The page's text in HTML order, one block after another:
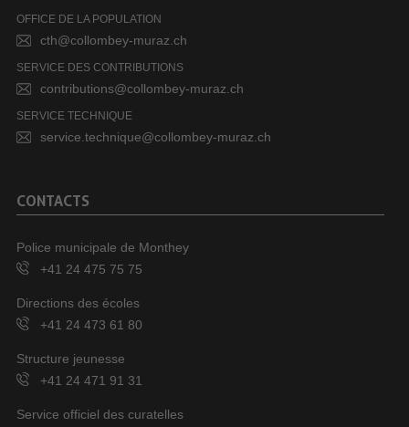
OFFICE DE LA POPULATION
cth@collombey-muraz.ch
SERVICE DES CONTRIBUTIONS
contributions@collombey-muraz.ch
SERVICE TECHNIQUE
service.technique@collombey-muraz.ch
CONTACTS
Police municipale de Monthey
+41 24 475 75 75
Directions des écoles
+41 24 473 61 80
Structure jeunesse
+41 24 471 91 31
Service officiel des curatelles